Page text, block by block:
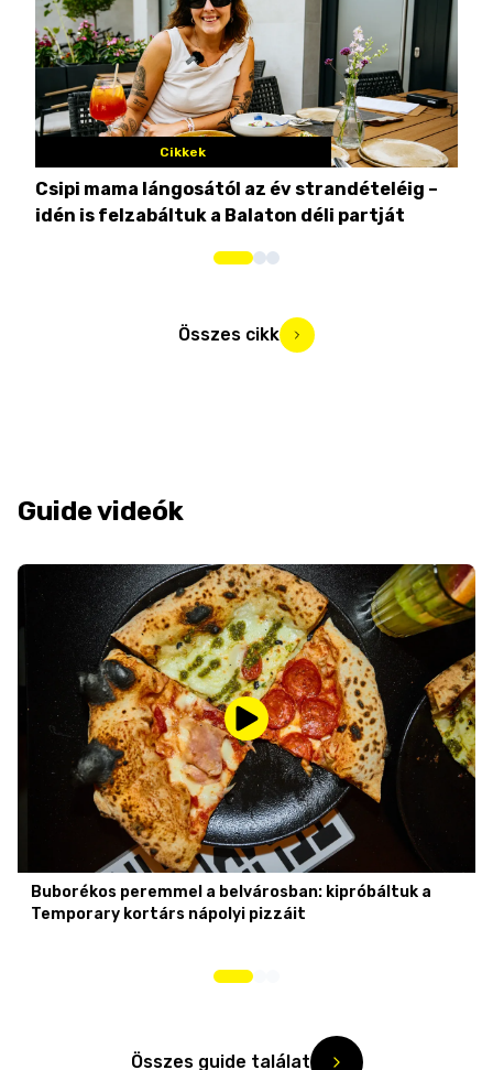
Cikkek
Csipi mama lángosától az év strandételéig –
idén is felzabáltuk a Balaton déli partját
Összes cikk
Guide videók
Buborékos peremmel a belvárosban: kipróbáltuk a
Temporary kortárs nápolyi pizzáit
Összes guide találat